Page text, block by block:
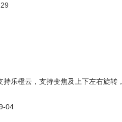
乐橙云，支持变焦及上下左右旋转，
04